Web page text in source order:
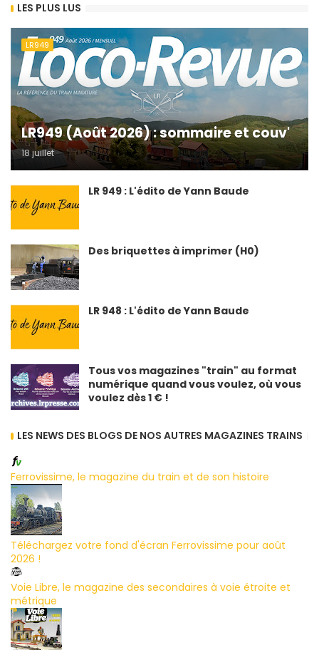
LES PLUS LUS
LR949
LR949 (Août 2026) : sommaire et couv'
18 juillet
LR 949 : L'édito de Yann Baude
Des briquettes à imprimer (H0)
LR 948 : L'édito de Yann Baude
Tous vos magazines "train" au format
numérique quand vous voulez, où vous
voulez dès 1 € !
LES NEWS DES BLOGS DE NOS AUTRES MAGAZINES TRAINS
Ferrovissime, le magazine du train et de son histoire
Téléchargez votre fond d'écran Ferrovissime pour août
2026 !
Voie Libre, le magazine des secondaires à voie étroite et
métrique